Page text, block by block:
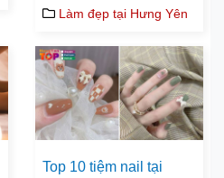
Làm đẹp tại Hưng Yên
Top 10 tiệm nail tại